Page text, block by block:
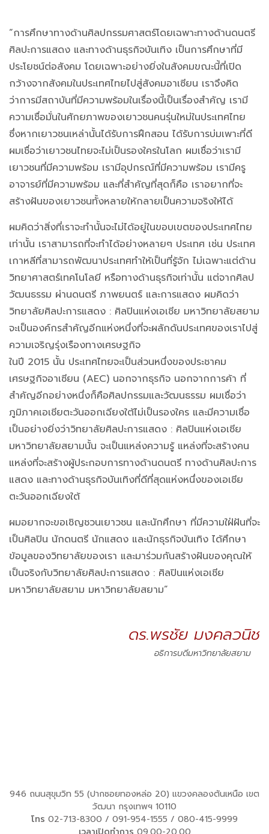
“การศึกษาทางด้านศิลปกรรมศาสตร์โดยเฉพาะทางด้านดนตรี
ศิลปะการแสดง และทางด้านธุรกิจบันเทิง เป็นการศึกษาที่มี
ประโยชน์ต่อสังคม โดยเฉพาะอย่างยิ่งในสังคมขณะนี้ที่เปิด
กว้างจากสังคมในประเทศไทยไปสู่สังคมอาเซียน เราจึงคิด
ว่าการมีสถาบันที่มีความพร้อมในเรื่องนี้เป็นเรื่องสำคัญ เรามี
ความเชื่อมั่นในศักยภาพของเยาวชนคนรุ่นใหม่ในประเทศไทย
ซึ่งหากเยาวชนเหล่านั้นได้รับการฝึกสอน ได้รับการบ่มเพาะที่ดี
ผมเชื่อว่าเยาวชนไทยจะไม่เป็นรองใครในโลก ผมเชื่อว่าเรามี
เยาวชนที่มีความพร้อม เรามีอุปกรณ์ที่มีความพร้อม เรามีครู
อาจารย์ที่มีความพร้อม และที่สำคัญที่สุดก็คือ เราอยากที่จะ
สร้างฝันของเยาวชนทั้งหลายให้กลายเป็นความจริงให้ได้
ผมคิดว่าสิ่งที่เราจะทำนั้นจะไม่ได้อยู่ในขอบเขตของประเทศไทย
เท่านั้น เราสามารถที่จะทำได้อย่างหลายๆ ประเทศ เช่น ประเทศ
เกาหลีที่สามารถพัฒนาประเทศทำให้เป็นที่รู้จัก ไม่เฉพาะแต่ด้าน
วิทยาศาสตร์เทคโนโลยี หรือทางด้านธุรกิจเท่านั้น แต่จากศิลป
วัฒนธรรม ผ่านดนตรี ภาพยนตร์ และการแสดง ผมคิดว่า
วิทยาลัยศิลปะการแสดง : ศิลปินแห่งเอเชีย มหาวิทยาลัยสยาม
จะเป็นองค์กรสำคัญอีกแห่งหนึ่งที่จะผลักดันประเทศของเราไปสู่
ความเจริญรุ่งเรืองทางเศรษฐกิจ
ในปี 2015 นั้น ประเทศไทยจะเป็นส่วนหนึ่งของประชาคม
เศรษฐกิจอาเซียน (AEC) นอกจากธุรกิจ นอกจากการค้า ที่
สำคัญอีกอย่างหนึ่งก็คือศิลปกรรมและวัฒนธรรม ผมเชื่อว่า
ภูมิภาคเอเชียตะวันออกเฉียงใต้ไม่เป็นรองใคร และมีความเชื่อ
เป็นอย่างยิ่งว่าวิทยาลัยศิลปะการแสดง : ศิลปินแห่งเอเชีย
มหาวิทยาลัยสยามนั้น จะเป็นแหล่งความรู้ แหล่งที่จะสร้างคน
แหล่งที่จะสร้างผู้ประกอบการทางด้านดนตรี ทางด้านศิลปะการ
แสดง และทางด้านธุรกิจบันเทิงที่ดีที่สุดแห่งหนึ่งของเอเชีย
ตะวันออกเฉียงใต้
ผมอยากจะขอเชิญชวนเยาวชน และนักศึกษา ที่มีความใฝ่ฝันที่จะ
เป็นศิลปิน นักดนตรี นักแสดง และนักธุรกิจบันเทิง ได้ศึกษา
ข้อมูลของวิทยาลัยของเรา และมาร่วมกันสร้างฝันของคุณให้
เป็นจริงกับวิทยาลัยศิลปะการแสดง : ศิลปินแห่งเอเชีย
มหาวิทยาลัยสยาม มหาวิทยาลัยสยาม”
ดร.พรชัย มงคลวนิช
อธิการบดีมหาวิทยาลัยสยาม
946 ถนนสุขุมวิท 55 (ปากซอยทองหล่อ 20) แขวงคลองตันเหนือ เขต
วัฒนา กรุงเทพฯ 10110
โทร 02-713-8300 / 091-954-1555 / 080-415-9999